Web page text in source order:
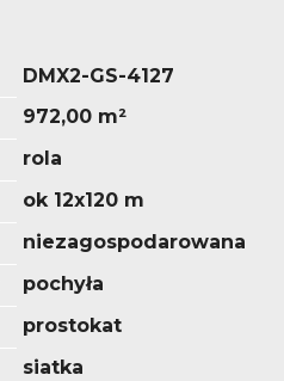
DMX2-GS-4127
972,00 m²
rola
ok 12x120 m
niezagospodarowana
pochyła
prostokat
siatka